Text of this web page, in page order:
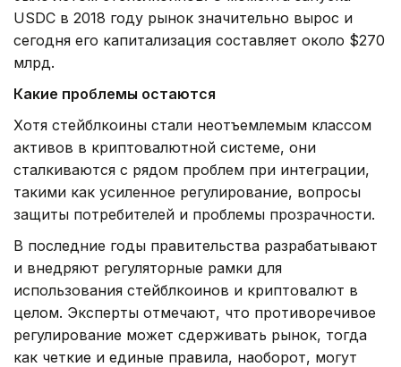
USDC в 2018 году рынок значительно вырос и
сегодня его капитализация составляет около $270
млрд.
Какие проблемы остаются
Хотя стейблкоины стали неотъемлемым классом
активов в криптовалютной системе, они
сталкиваются с рядом проблем при интеграции,
такими как усиленное регулирование, вопросы
защиты потребителей и проблемы прозрачности.
В последние годы правительства разрабатывают
и внедряют регуляторные рамки для
использования стейблкоинов и криптовалют в
целом. Эксперты отмечают, что противоречивое
регулирование может сдерживать рынок, тогда
как четкие и единые правила, наоборот, могут